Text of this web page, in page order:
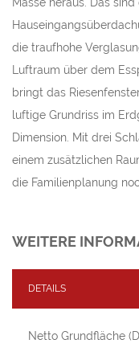
die traufhohe
Luftraum über dem
bringt das
luftige Grundriss im
Dimension. Mit drei
einem zusätzlichen
die Familienplanung
WEITERE
DETAILS
Netto Grundfläche